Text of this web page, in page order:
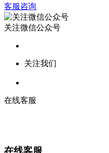
客服咨询
关注微信公众号
关注我们
在线客服
在线客服